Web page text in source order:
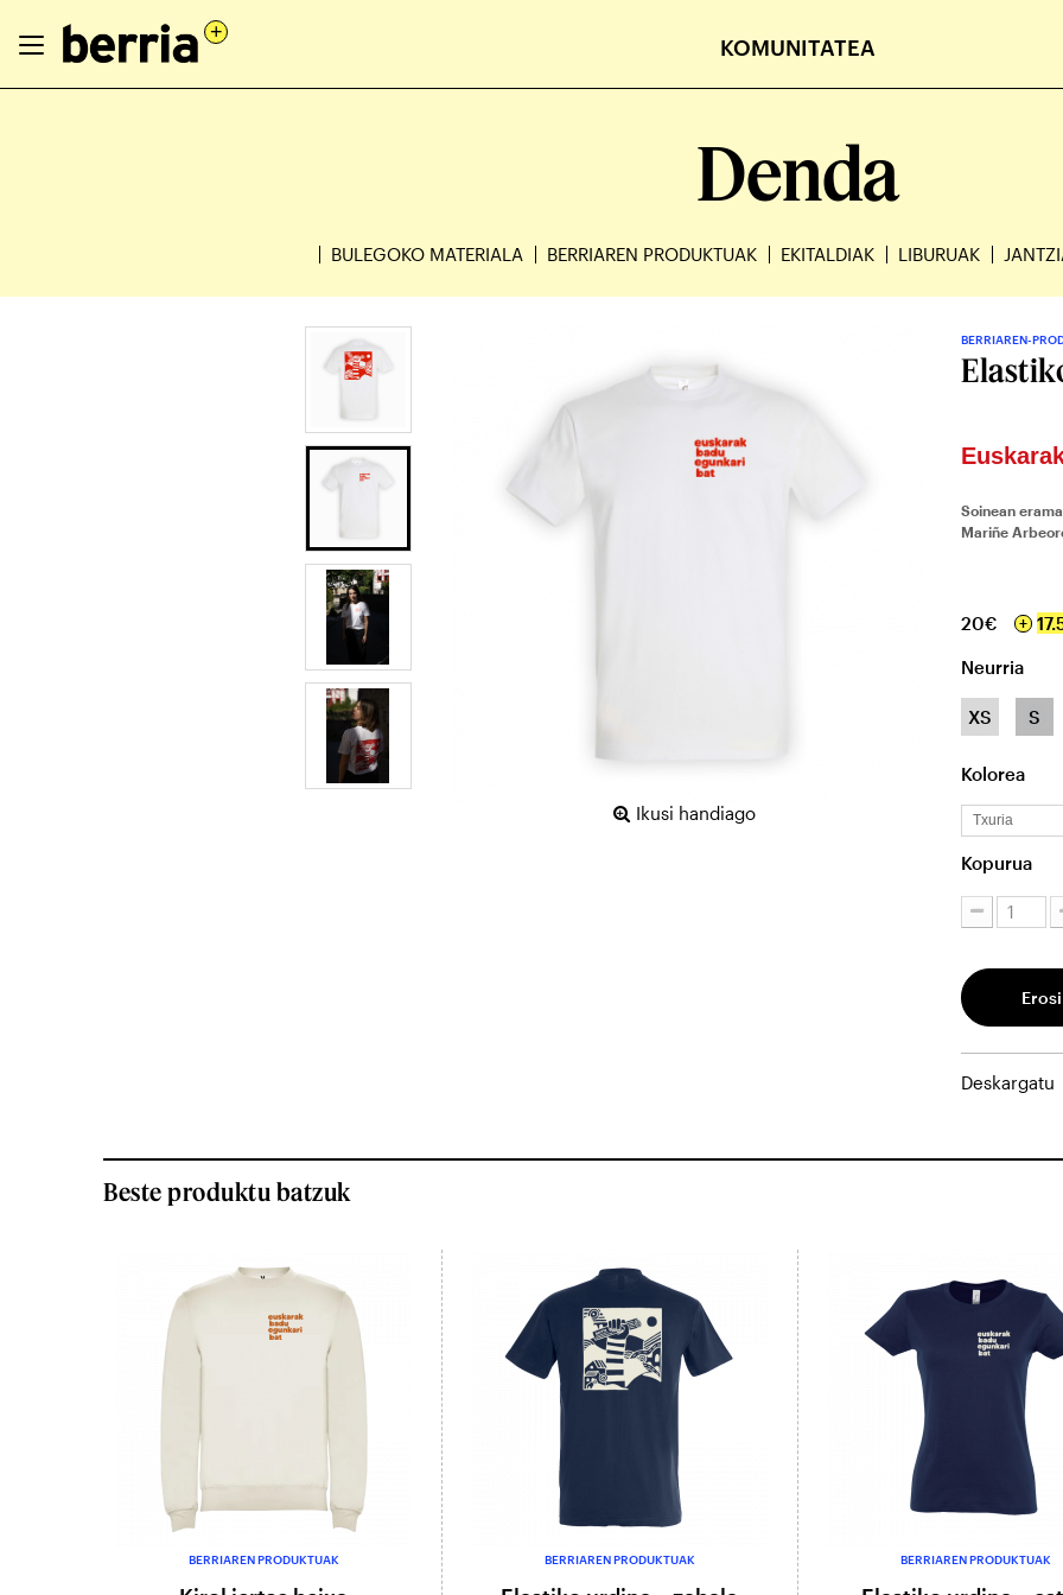
KOMUNITATEA
Denda
BULEGOKO MATERIALA BERRIAREN PRODUKTUAK EKITALDIAK LIBURUAK
Ikusi handiago
BERRIAREN-
Soinean
Mariñe
20€
Neurria
XS S
Kolorea
Txuria
Kopurua
Erosi
Deskargatu
Beste produktu batzuk
BERRIAREN PRODUKTUAK BERRIAREN PRODUKTUAK BERRIAREN PRODUKTUAK